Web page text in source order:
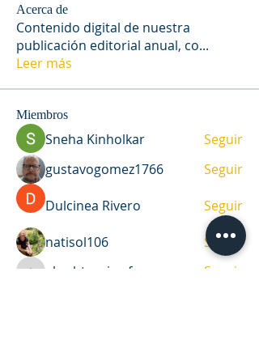
Acerca de
Contenido digital de nuestra
publicación editorial anual, co...
Leer más
Miembros
Sneha Kinholkar
Seguir
gustavogomez1766
Seguir
Dulcinea Rivero Seguir
natisol106 Seguir
akashtyagimrfr
Seguir